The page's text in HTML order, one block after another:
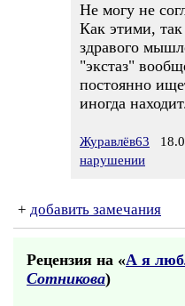
Не могу не
Как этими,
здравого
"экстаз"
постоянно
иногда
Журавлёв63
нарушении
+ добавить замечания
Рецензия на «А я
Сотникова)